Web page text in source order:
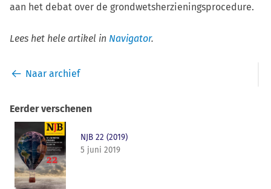
aan het debat over de grondwetsherzieningsprocedure.
Lees het hele artikel in Navigator.
Naar archief
Eerder verschenen
NJB 22 (2019)
5 juni 2019